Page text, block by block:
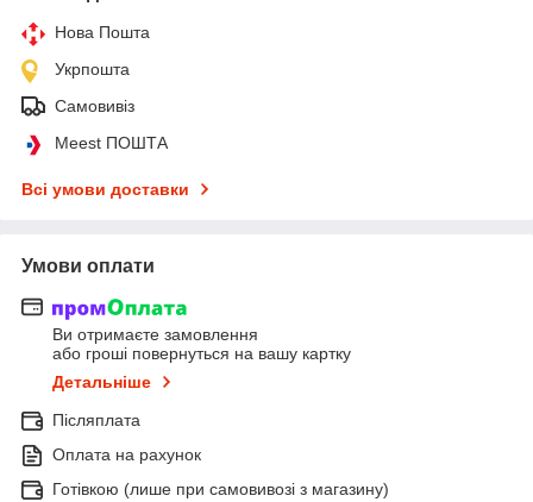
Нова Пошта
Укрпошта
Самовивіз
Meest ПОШТА
Всі умови доставки
Умови оплати
Ви отримаєте замовлення
або гроші повернуться на вашу картку
Детальніше
Післяплата
Оплата на рахунок
Готівкою (лише при самовивозі з магазину)